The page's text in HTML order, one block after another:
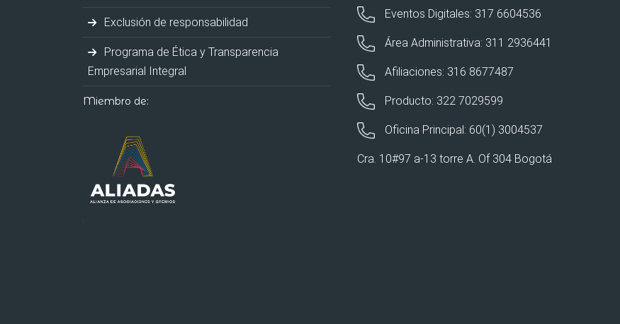
Exclusión de responsabilidad
Programa de Ética y Transparencia
Empresarial Integral
Miembro de:
Eventos Digitales: 317 6604536
Área Administrativa: 311 2936441
Afiliaciones: 316 8677487
Producto: 322 7029599
Oficina Principal: 60(1) 3004537
Cra. 10#97 a-13 torre A. Of 304 Bogotá